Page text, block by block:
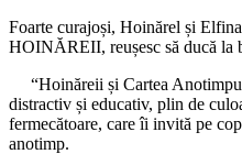
Foarte curajoși, Hoinărel și
HOINĂREII, reușesc să ducă la
“Hoinăreii și Cartea
distractiv și educativ, plin de
fermecătoare, care îi invită pe
anotimp.